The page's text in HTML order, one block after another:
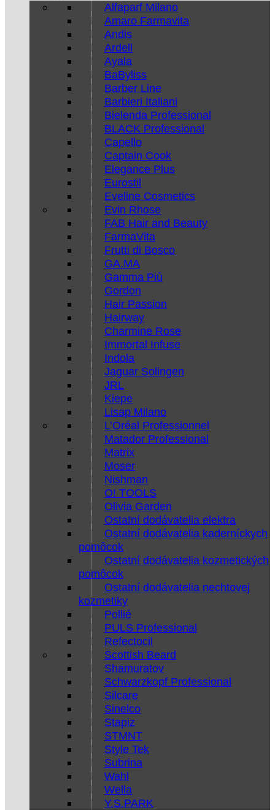
Alfaparf Milano
Amaro Farmavita
Andis
Ardell
Ayala
BaByliss
Barber Line
Barbieri Italiani
Bielenda Professional
BLACK Professional
Capello
Captain Cook
Elegance Plus
Eurostil
Eveline Cosmetics
Evin Rhose
FAB Hair and Beauty
FarmaVita
Frutti di Bosco
GA.MA
Gamma Più
Gordon
Hair Passion
Hairway
Charmine Rose
Immortal Infuse
Indola
Jaguar Solingen
JRL
Kiepe
Lisap Milano
L’Oréal Professionnel
Matador Professional
Matrix
Moser
Nishman
O! TOOLS
Olivia Garden
Ostatní dodávatelia elektra
Ostatní dodávatelia kaderníckych
pomôcok
Ostatní dodávatelia kozmetických
pomôcok
Ostatní dodávatelia nechtovej
kozmetiky
Pollié
PULS Professional
Refectocil
Scottish Beard
Shamuratov
Schwarzkopf Professional
Silcare
Sinelco
Stapiz
STMNT
Style Tek
Subrina
Wahl
Wella
Y.S.PARK